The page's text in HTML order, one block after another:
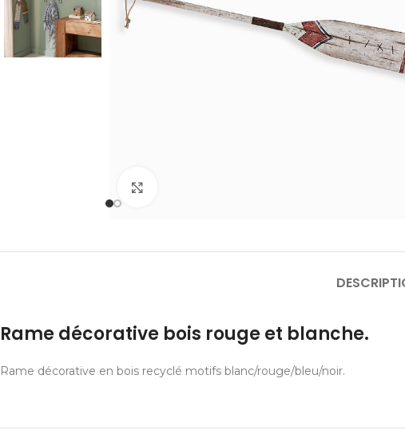
Rame décorative bois rouge et blanche.
Rame décorative en bois recyclé motifs blanc/rouge/bleu/noir.